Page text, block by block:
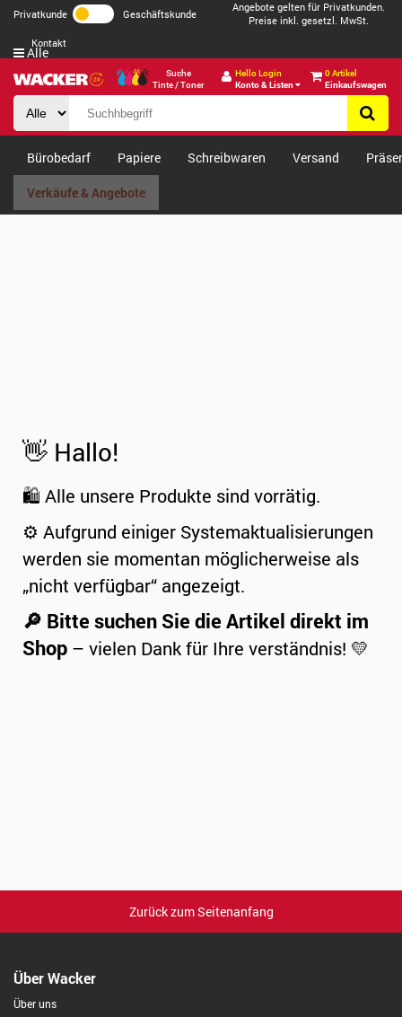
Privatkunde Geschäftskunde
Angebote gelten für Privatkunden.
Preise inkl. gesetzl. MwSt.
Kontakt
Suche
Tinte / Toner
Hello Login
Konto & Listen
0 Artikel
Einkaufswagen
Alle
Bürobedarf Papiere Schreibwaren Versand
Verkäufe & Angebote
👋 Hallo!
🛍️ Alle unsere Produkte sind vorrätig.
⚙️ Aufgrund einiger Systemaktualisierungen
werden sie momentan möglicherweise als
„nicht verfügbar“ angezeigt.
🔎 Bitte suchen Sie die Artikel direkt im
Shop – vielen Dank für Ihre verständnis! 💛
Zurück zum Seitenanfang
Über Wacker
Über uns